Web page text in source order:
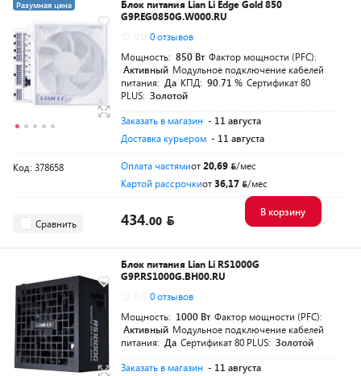
Разумная цена
Блок питания Lian Li Edge Gold 850
G9P.EG0850G.W000.RU
0 отзывов
Мощность: 850 Вт Фактор мощности (PFC):
Активный Модульное подключение кабелей
питания: Да КПД: 90.71 % Сертификат 80
PLUS: Золотой
Заказать в магазин - 11 августа
Доставка курьером - 11 августа
Код: 378658 Оплата частямиот20,69
/мес
Картой рассрочкиот36,17 /мес
Сравнить 434.00
В корзину
Блок питания Lian Li RS1000G
G9P.RS1000G.BH00.RU
0 отзывов
Мощность: 1000 Вт Фактор мощности (PFC):
Активный Модульное подключение кабелей
питания: Да Сертификат 80 PLUS: Золотой
Заказать в магазин - 11 августа